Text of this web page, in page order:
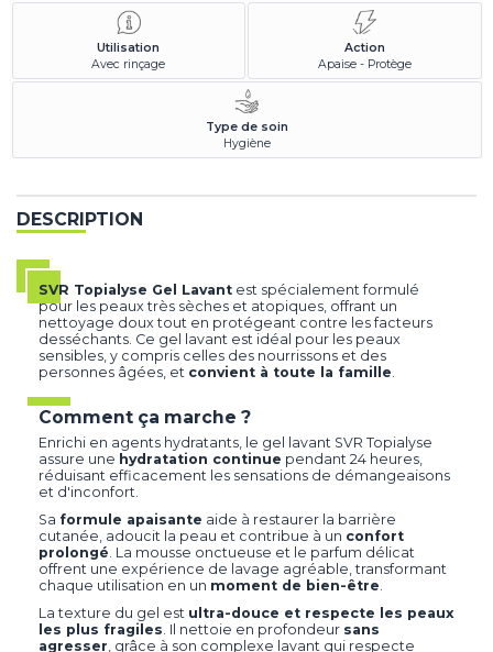
Utilisation
Avec rinçage
Action
Apaise - Protège
Type de soin
Hygiène
DESCRIPTION
SVR Topialyse Gel Lavant est spécialement formulé
pour les peaux très sèches et atopiques, offrant un
nettoyage doux tout en protégeant contre les facteurs
desséchants. Ce gel lavant est idéal pour les peaux
sensibles, y compris celles des nourrissons et des
personnes âgées, et convient à toute la famille
Comment ça marche ?
Enrichi en agents hydratants, le gel lavant SVR Topialyse
assure une hydratation continue pendant 24 heures,
réduisant efficacement les sensations de démangeaisons
et d'inconfort.
Sa formule apaisante aide à restaurer la barrière
cutanée, adoucit la peau et contribue à un confort
prolongé . La mousse onctueuse et le parfum délicat
offrent une expérience de lavage agréable, transformant
chaque utilisation en un moment de bien-être
La texture du gel est ultra-douce et respecte les peaux
les plus fragiles . Il nettoie en profondeur sans
agresser , grâce à son complexe lavant qui respecte